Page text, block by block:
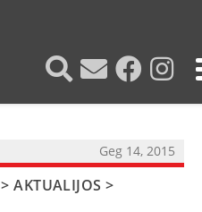
Geg 14, 2015
>AKTUALIJOS >